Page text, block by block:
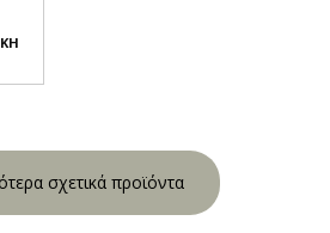
σχετικά προϊόντα